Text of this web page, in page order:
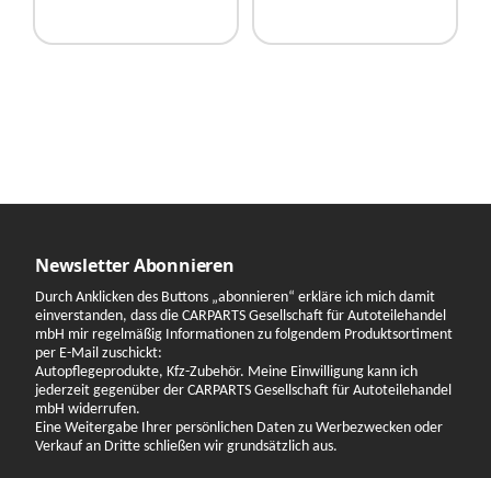
Newsletter Abonnieren
Durch Anklicken des Buttons „abonnieren“ erkläre ich mich damit
einverstanden, dass die CARPARTS Gesellschaft für Autoteilehandel
mbH mir regelmäßig Informationen zu folgendem Produktsortiment
per E-Mail zuschickt:
Autopflegeprodukte, Kfz-Zubehör. Meine Einwilligung kann ich
jederzeit gegenüber der CARPARTS Gesellschaft für Autoteilehandel
mbH widerrufen.
Eine Weitergabe Ihrer persönlichen Daten zu Werbezwecken oder
Verkauf an Dritte schließen wir grundsätzlich aus.